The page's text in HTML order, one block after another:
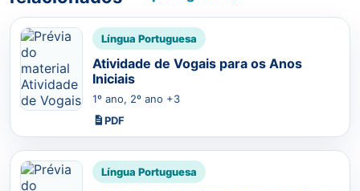
Língua Portuguesa
Atividade de Vogais para os Anos
Iniciais
1º ano, 2º ano +3
PDF
Língua Portuguesa